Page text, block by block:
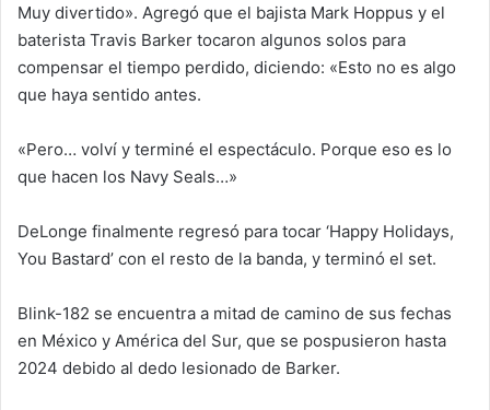
Muy divertido». Agregó que el bajista Mark Hoppus y el
baterista Travis Barker tocaron algunos solos para
compensar el tiempo perdido, diciendo: «Esto no es algo
que haya sentido antes.
«Pero… volví y terminé el espectáculo. Porque eso es lo
que hacen los Navy Seals…»
DeLonge finalmente regresó para tocar ‘Happy Holidays,
You Bastard’ con el resto de la banda, y terminó el set.
Blink-182 se encuentra a mitad de camino de sus fechas
en México y América del Sur, que se pospusieron hasta
2024 debido al dedo lesionado de Barker.